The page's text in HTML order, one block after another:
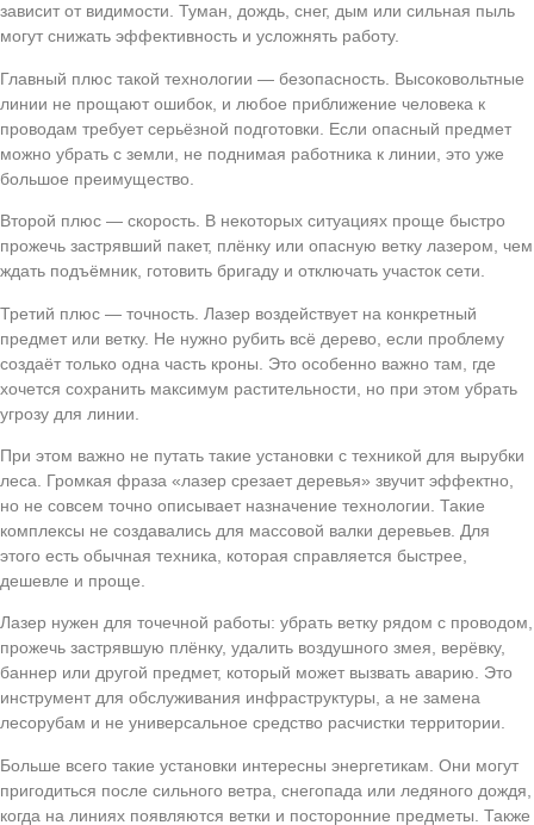
зависит от видимости. Туман, дождь, снег, дым или сильная пыль
могут снижать эффективность и усложнять работу.
Главный плюс такой технологии — безопасность. Высоковольтные
линии не прощают ошибок, и любое приближение человека к
проводам требует серьёзной подготовки. Если опасный предмет
можно убрать с земли, не поднимая работника к линии, это уже
большое преимущество.
Второй плюс — скорость. В некоторых ситуациях проще быстро
прожечь застрявший пакет, плёнку или опасную ветку лазером, чем
ждать подъёмник, готовить бригаду и отключать участок сети.
Третий плюс — точность. Лазер воздействует на конкретный
предмет или ветку. Не нужно рубить всё дерево, если проблему
создаёт только одна часть кроны. Это особенно важно там, где
хочется сохранить максимум растительности, но при этом убрать
угрозу для линии.
При этом важно не путать такие установки с техникой для вырубки
леса. Громкая фраза «лазер срезает деревья» звучит эффектно,
но не совсем точно описывает назначение технологии. Такие
комплексы не создавались для массовой валки деревьев. Для
этого есть обычная техника, которая справляется быстрее,
дешевле и проще.
Лазер нужен для точечной работы: убрать ветку рядом с проводом,
прожечь застрявшую плёнку, удалить воздушного змея, верёвку,
баннер или другой предмет, который может вызвать аварию. Это
инструмент для обслуживания инфраструктуры, а не замена
лесорубам и не универсальное средство расчистки территории.
Больше всего такие установки интересны энергетикам. Они могут
пригодиться после сильного ветра, снегопада или ледяного дождя,
когда на линиях появляются ветки и посторонние предметы. Также